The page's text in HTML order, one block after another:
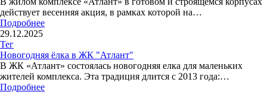
действует весенняя акция, в рамках которой на…
Подробнее
29.12.2025
Тег
Новогодняя ёлка в ЖК "Атлант"
В ЖК «Атлант» состоялась новогодняя елка для маленьких
жителей комплекса. Эта традиция длится с 2013 года:…
Подробнее